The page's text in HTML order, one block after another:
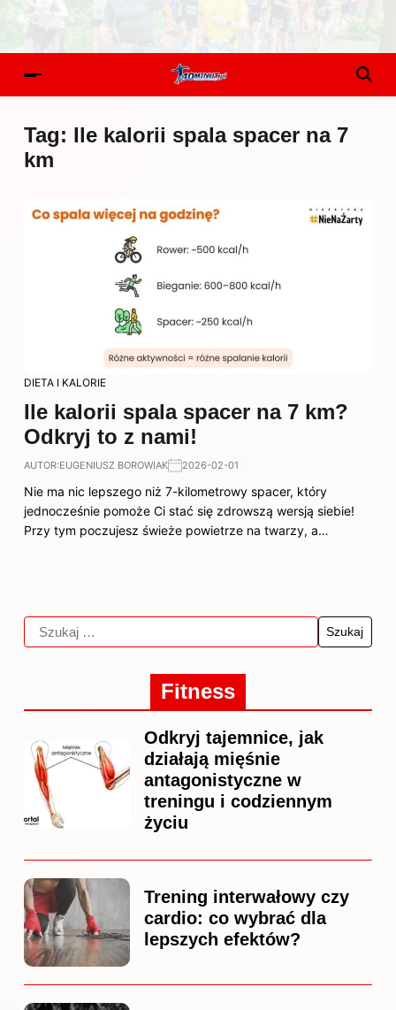
Tag: Ile kalorii spala spacer na 7
km
DIETA I KALORIE
Ile kalorii spala spacer na 7 km?
Odkryj to z nami!
AUTOR:EUGENIUSZ BOROWIAK 2026-02-01
Nie ma nic lepszego niż 7-kilometrowy spacer, który
jednocześnie pomoże Ci stać się zdrowszą wersją siebie!
Przy tym poczujesz świeże powietrze na twarzy, a…
Fitness
Odkryj tajemnice, jak
działają mięśnie
antagonistyczne w
treningu i codziennym
życiu
Trening interwałowy czy
cardio: co wybrać dla
lepszych efektów?